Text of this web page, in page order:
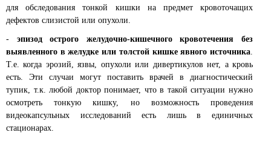
для обследования тонкой кишки на предмет кровоточащих
дефектов слизистой или опухоли.
- эпизод острого желудочно-кишечного кровотечения без
выявленного в желудке или толстой кишке явного источника
Т.е. когда эрозий, язвы, опухоли или дивертикулов нет, а кровь
есть. Эти случаи могут поставить врачей в диагностический
тупик, т.к. любой доктор понимает, что в такой ситуации нужно
осмотреть тонкую кишку, но возможность проведения
видеокапсульных исследований есть лишь в единичных
стационарах.